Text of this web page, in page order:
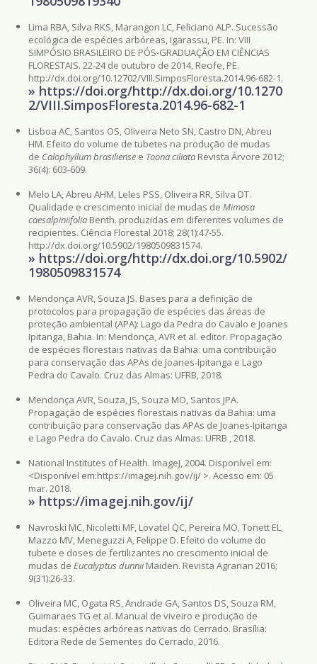
Lima RBA, Silva RKS, Marangon LC, Feliciano ALP. Sucessão
ecológica de espécies arbóreas, Igarassu, PE. In: VIII
SIMPÓSIO BRASILEIRO DE PÓS-GRADUAÇÃO EM CIÊNCIAS
FLORESTAIS. 22-24 de outubro de 2014, Recife, PE.
http://dx.doi.org/10.12702/VIII.SimposFloresta.2014.96-682-1.
» https://doi.org/http://dx.doi.org/10.1270
2/VIII.SimposFloresta.2014.96-682-1
Lisboa AC, Santos OS, Oliveira Neto SN, Castro DN, Abreu
HM. Efeito do volume de tubetes na produção de mudas
de Calophyllum brasiliense e Toona ciliataRevista Árvore 2012;
36(4): 603-609.
Melo LA, Abreu AHM, Leles PSS, Oliveira RR, Silva DT.
Qualidade e crescimento inicial de mudas de Mimosa
caesalpiniifoliaBenth. produzidas em diferentes volumes de
recipientes. Ciência Florestal 2018; 28(1):47-55.
http://dx.doi.org/10.5902/1980509831574.
» https://doi.org/http://dx.doi.org/10.5902/
1980509831574
Mendonça AVR, Souza JS. Bases para a definição de
protocolos para propagação de espécies das áreas de
proteção ambiental (APA): Lago da Pedra do Cavalo e Joanes
Ipitanga, Bahia. In: Mendonça, AVR et al. editor. Propagação
de espécies florestais nativas da Bahia: uma contribuição
para conservação das APAs de Joanes-Ipitanga e Lago
Pedra do Cavalo. Cruz das Almas: UFRB, 2018.
Mendonça AVR, Souza, JS, Souza MO, Santos JPA.
Propagação de espécies florestais nativas da Bahia: uma
contribuição para conservação das APAs de Joanes-Ipitanga
e Lago Pedra do Cavalo. Cruz das Almas: UFRB , 2018.
National Institutes of Health. ImageJ, 2004. Disponível em:
<Disponível em:https://imagej.nih.gov/ij/ >. Acesso em: 05
mar. 2018.
» https://imagej.nih.gov/ij/
Navroski MC, Nicoletti MF, Lovatel QC, Pereira MO, Tonett EL,
Mazzo MV, Meneguzzi A, Felippe D. Efeito do volume do
tubete e doses de fertilizantes no crescimento inicial de
mudas de Eucalyptus dunniiMaiden. Revista Agrarian 2016;
9(31):26-33.
Oliveira MC, Ogata RS, Andrade GA, Santos DS, Souza RM,
Guimaraes TG et al. Manual de viveiro e produção de
mudas: espécies arbóreas nativas do Cerrado. Brasília:
Editora Rede de Sementes do Cerrado, 2016.